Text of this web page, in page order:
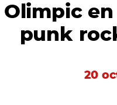
Olimpic
punk
20